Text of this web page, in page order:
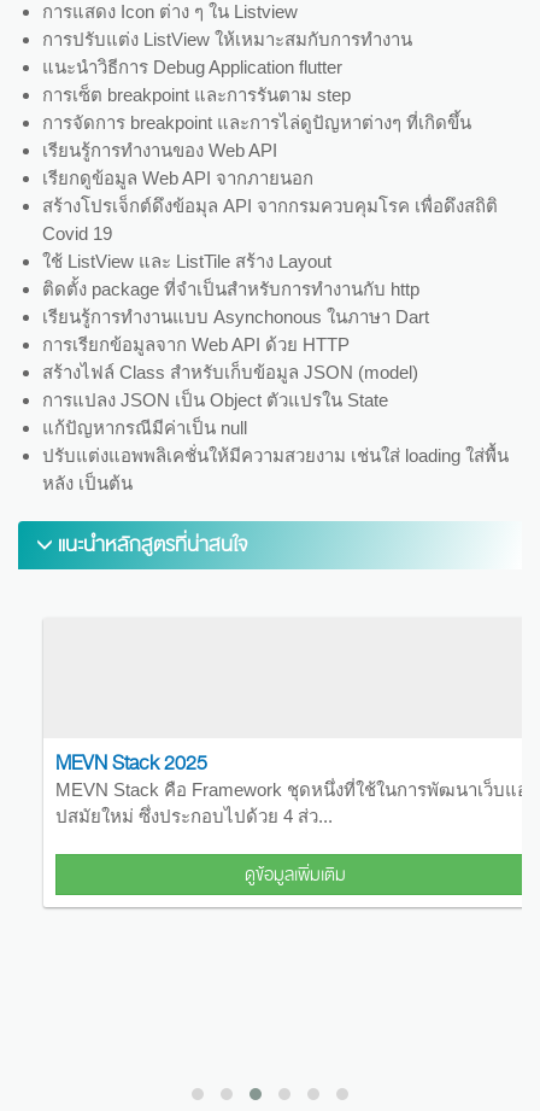
การแสดง Icon ต่าง ๆ ใน Listview
การปรับแต่ง ListView ให้เหมาะสมกับการทำงาน
แนะนำวิธีการ Debug Application flutter
การเซ็ต breakpoint และการรันตาม step
การจัดการ breakpoint และการไล่ดูปัญหาต่างๆ ที่เกิดขึ้น
เรียนรู้การทำงานของ Web API
เรียกดูข้อมูล Web API จากภายนอก
สร้างโปรเจ็กต์ดึงข้อมุล API จากกรมควบคุมโรค เพื่อดึงสถิติ
Covid 19
ใช้ ListView และ ListTile สร้าง Layout
ติดตั้ง package ที่จำเป็นสำหรับการทำงานกับ http
เรียนรู้การทำงานแบบ Asynchonous ในภาษา Dart
การเรียกข้อมูลจาก Web API ด้วย HTTP
สร้างไฟล์ Class สำหรับเก็บข้อมูล JSON (model)
การแปลง JSON เป็น Object ตัวแปรใน State
แก้ปัญหากรณีมีค่าเป็น null
ปรับแต่งแอพพลิเคชั่นให้มีความสวยงาม เช่นใส่ loading ใส่พื้น
หลัง เป็นต้น
แนะนำหลักสูตรที่น่าสนใจ
MEVN Stack 2025